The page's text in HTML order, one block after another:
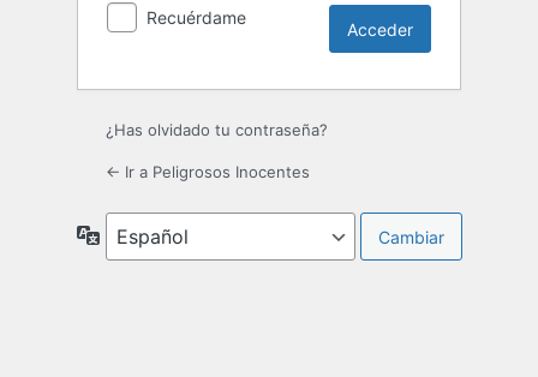
Recuérdame
¿Has olvidado tu contraseña?
← Ir a Peligrosos Inocentes
Idioma